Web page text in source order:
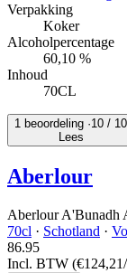
Verpakking
Koker
Alcoholpercentage
60,10 %
Inhoud
70CL
1 beoordeling ·10 / 10
Lees
Aberlour
Aberlour A'Bunadh
70cl · Schotland ·
86.95
Incl. BTW